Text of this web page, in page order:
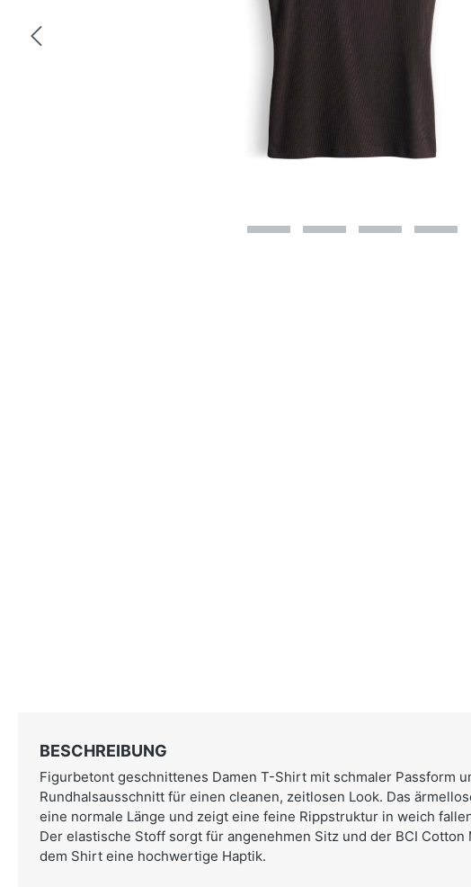
BESCHREIBUNG
Figurbetont geschnittenes Damen T-Shirt mit schmaler Passform
Rundhalsausschnitt für einen cleanen, zeitlosen Look. Das
eine normale Länge und zeigt eine feine Rippstruktur in weich
Der elastische Stoff sorgt für angenehmen Sitz und der BCI Cotton
dem Shirt eine hochwertige Haptik.